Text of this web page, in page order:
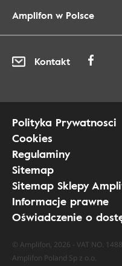
Amplifon w Polsce
Kontakt
Polityka Prywatnosci
Cookies
Regulaminy
Sitemap
Sitemap Sklepy
Informacje prawne
Oświadczenie o
© Amplifon, 2026 - VAT NO.
Amplifon Poland Sp z o.o.